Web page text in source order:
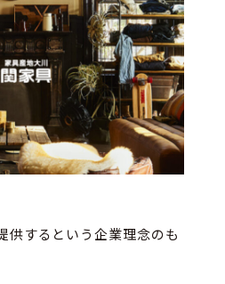
供するという企業理念のも